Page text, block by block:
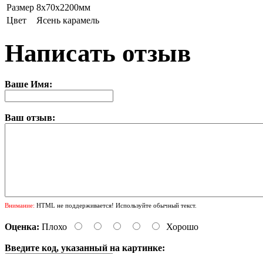
Размер 8х70х2200мм
Цвет
Ясень карамель
Написать отзыв
Ваше Имя:
Ваш отзыв:
Внимание: HTML не поддерживается! Используйте обычный текст.
Оценка: Плохо Хорошо
Введите код, указанный на картинке: